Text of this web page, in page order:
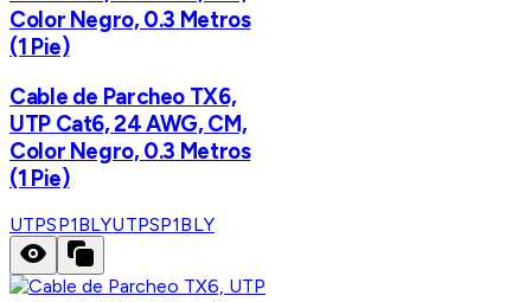
Color Negro, 0.3 Metros
(1 Pie)
Cable de Parcheo TX6,
UTP Cat6, 24 AWG, CM,
Color Negro, 0.3 Metros
(1 Pie)
UTPSP1BLYUTPSP1BLY